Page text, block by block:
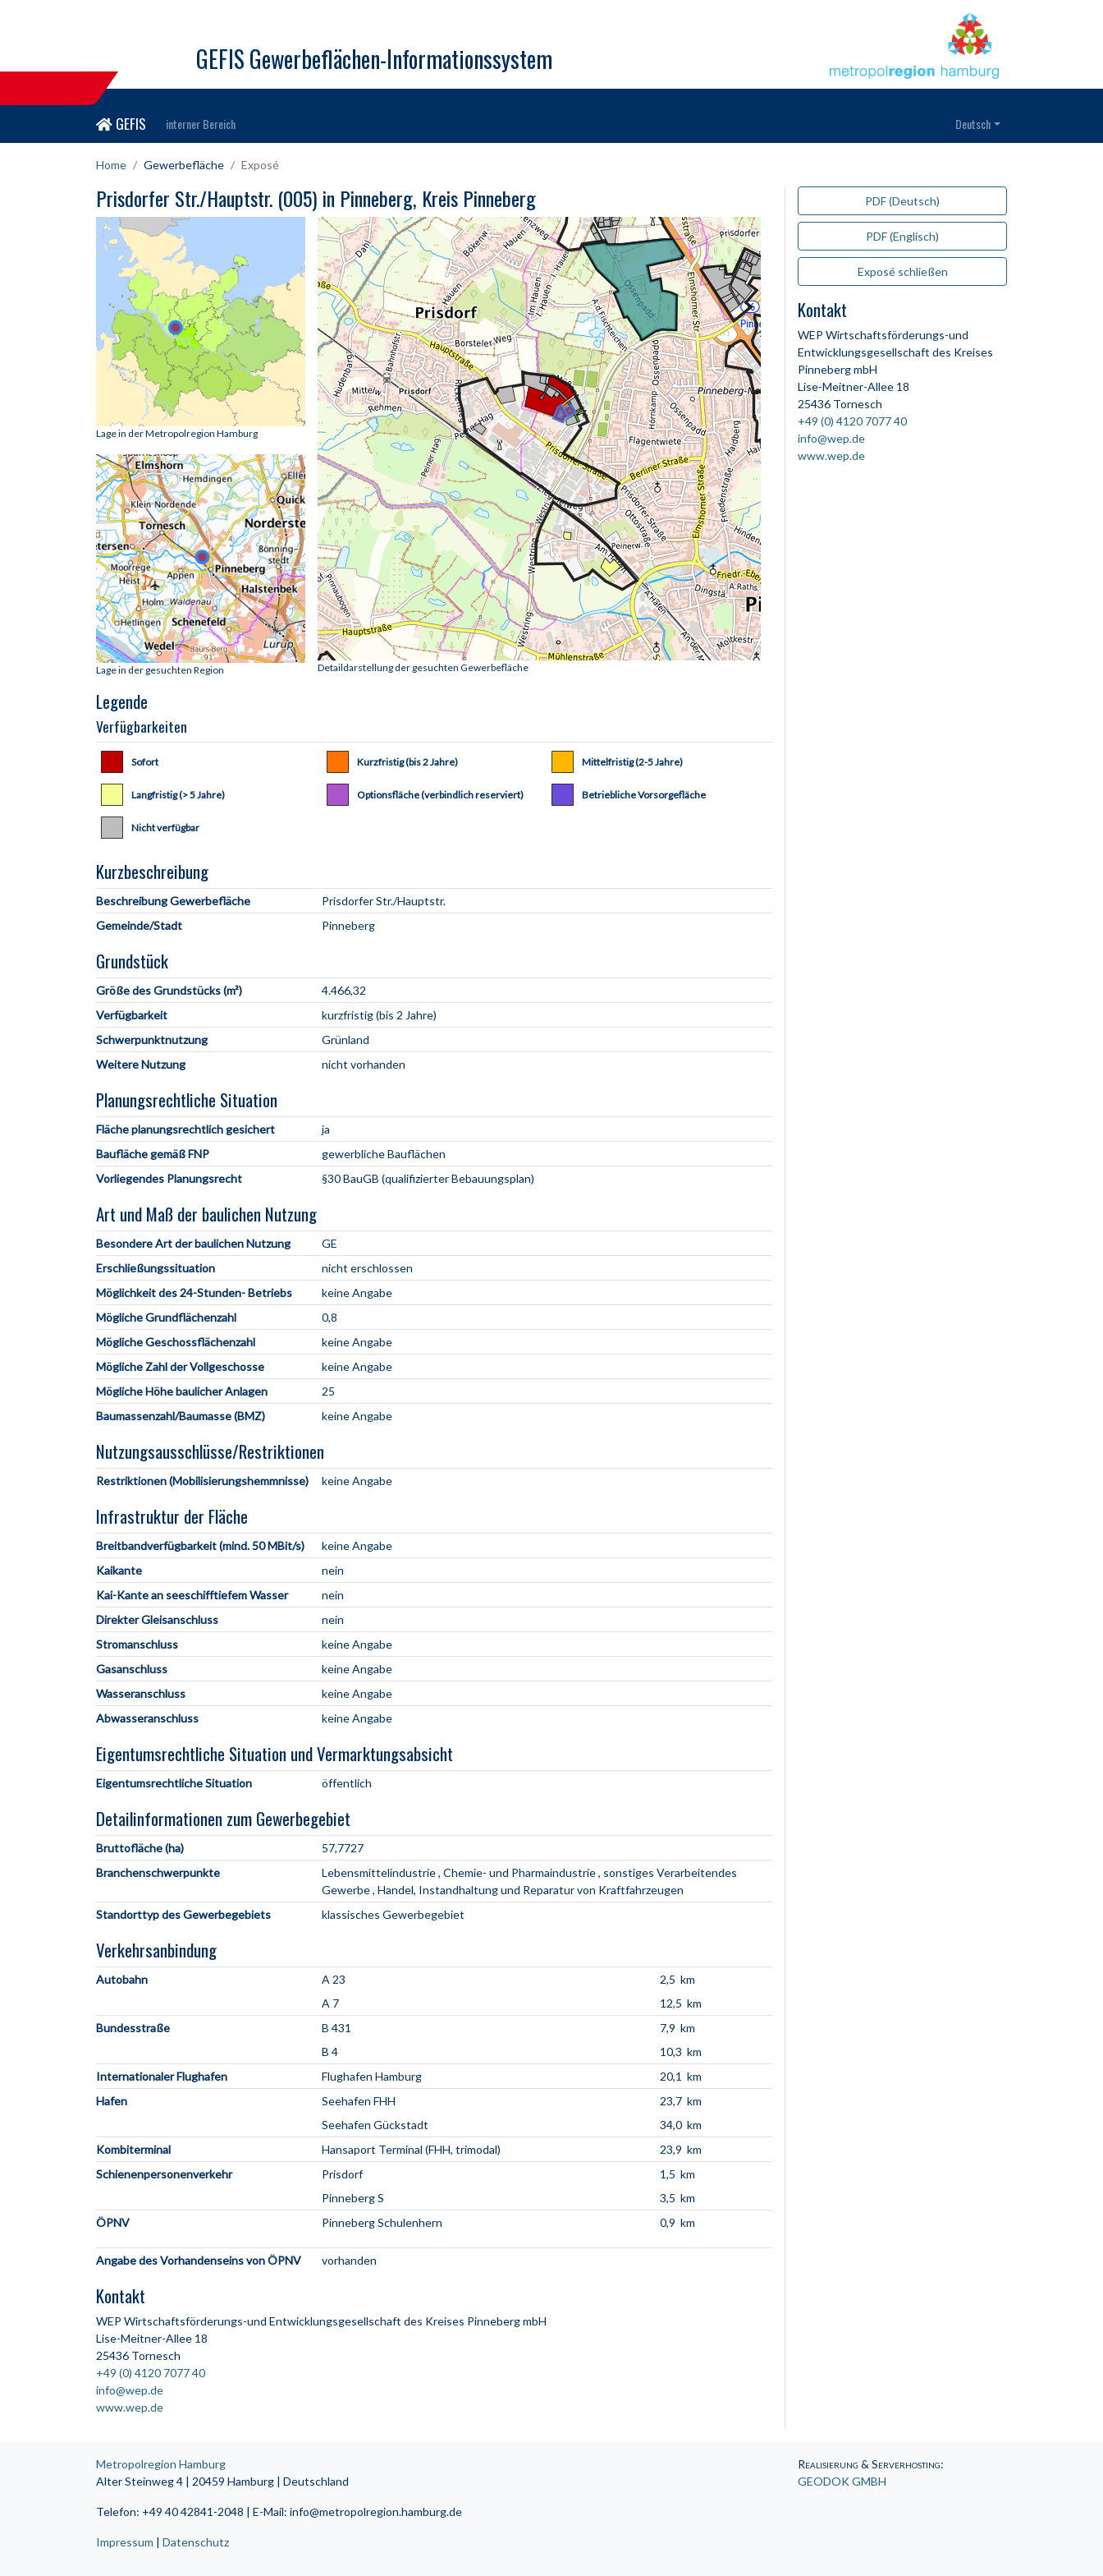
GEFIS Gewerbeflächen-Informationssystem
GEFIS interner Bereich Deutsch
Home Gewerbefläche Exposé
Prisdorfer Str./Hauptstr. (005) in Pinneberg, Kreis Pinneberg
Lage in der Metropolregion Hamburg
Lage in der gesuchten Region Detaildarstellung der gesuchten Gewerbefläche
Legende
Verfügbarkeiten
Sofort Kurzfristig (bis 2 Jahre) Mittelfristig (2-5 Jahre)
Langfristig (> 5 Jahre) Optionsfläche (verbindlich reserviert) Betriebliche Vorsorgefläche
Nicht verfügbar
Kurzbeschreibung
Beschreibung Gewerbefläche
Prisdorfer Str./Hauptstr.
Gemeinde/Stadt
Pinneberg
Grundstück
Größe des Grundstücks (m²)
4.466,32
Verfügbarkeit
kurzfristig (bis 2 Jahre)
Schwerpunktnutzung
Grünland
Weitere Nutzung
nicht vorhanden
Planungsrechtliche Situation
Fläche planungsrechtlich gesichert
ja
Baufläche gemäß FNP
gewerbliche Bauflächen
Vorliegendes Planungsrecht
§30 BauGB (qualifizierter Bebauungsplan)
Art und Maß der baulichen Nutzung
Besondere Art der baulichen Nutzung
GE
Erschließungssituation
nicht erschlossen
Möglichkeit des 24-Stunden- Betriebs
keine Angabe
Mögliche Grundflächenzahl
0,8
Mögliche Geschossflächenzahl
keine Angabe
Mögliche Zahl der Vollgeschosse
keine Angabe
Mögliche Höhe baulicher Anlagen
25
Baumassenzahl/Baumasse (BMZ)
keine Angabe
Nutzungsausschlüsse/Restriktionen
Restriktionen (Mobilisierungshemmnisse) keine Angabe
Infrastruktur der Fläche
Breitbandverfügbarkeit (mind. 50 MBit/s)
keine Angabe
Kaikante
nein
Kai-Kante an seeschifftiefem Wasser
nein
Direkter Gleisanschluss
nein
Stromanschluss
keine Angabe
Gasanschluss
keine Angabe
Wasseranschluss
keine Angabe
Abwasseranschluss
keine Angabe
Eigentumsrechtliche Situation und Vermarktungsabsicht
Eigentumsrechtliche Situation öffentlich
Detailinformationen zum Gewerbegebiet
Bruttofläche (ha)
57,7727
Branchenschwerpunkte
Lebensmittelindustrie Chemie- und Pharmaindustrie sonstiges Verarbeitendes
Gewerbe Handel, Instandhaltung und Reparatur von Kraftfahrzeugen
Standorttyp des Gewerbegebiets
klassisches Gewerbegebiet
Verkehrsanbindung
Autobahn A 23
2,5 km
A 7
12,5 km
Bundesstraße
B 431
7,9 km
B 4
10,3 km
Internationaler Flughafen
Flughafen Hamburg
20,1 km
Hafen
Seehafen FHH
23,7 km
Seehafen Gückstadt
34,0 km
Kombiterminal
Hansaport Terminal (FHH, trimodal)
23,9 km
Schienenpersonenverkehr
Prisdorf
1,5 km
Pinneberg S
3,5 km
ÖPNV
Pinneberg Schulenhern 0,9 km
Angabe des Vorhandenseins von ÖPNV vorhanden
Kontakt
WEP Wirtschaftsförderungs-und Entwicklungsgesellschaft des Kreises Pinneberg mbH
Lise-Meitner-Allee 18
25436 Tornesch
+49 (0) 4120 7077 40
info@wep.de
www.wep.de
PDF (Deutsch)
PDF (Englisch)
Exposé schließen
Kontakt
WEP Wirtschaftsförderungs-und
Entwicklungsgesellschaft des Kreises
Pinneberg mbH
Lise-Meitner-Allee 18
25436 Tornesch
+49 (0) 4120 7077 40
info@wep.de
www.wep.de
Metropolregion Hamburg
Alter Steinweg 4 | 20459 Hamburg | Deutschland
Telefon: +49 40 42841-2048 | E-Mail: info@metropolregion.hamburg.de
Impressum | Datenschutz
Realisierung & Serverhosting:
GEODOK GMBH